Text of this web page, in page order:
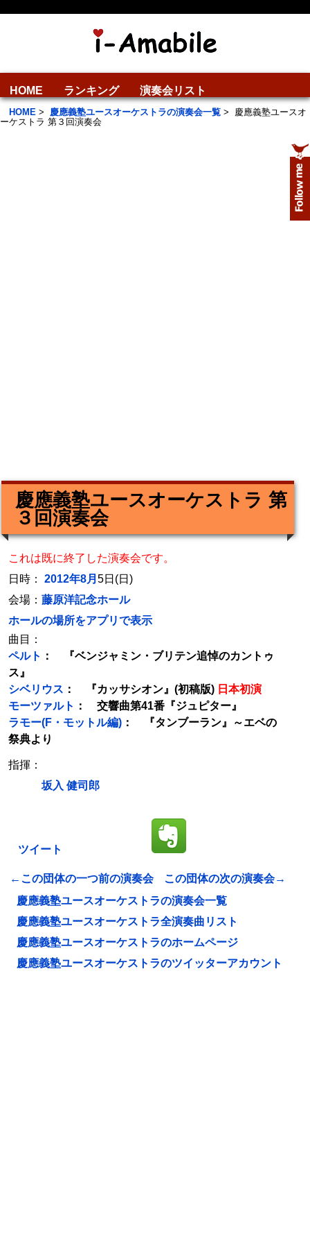
HOME ランキング 演奏会リスト
HOME > 慶應義塾ユースオーケストラの演奏会一覧 > 慶應義塾ユースオ
ーケストラ 第３回演奏会
慶應義塾ユースオーケストラ 第
３回演奏会
これは既に終了した演奏会です。
日時： 2012年8月 5日(日)
会場： 藤原洋記念ホール
ホールの場所をアプリで表示
曲目：
ペルト ： 『ベンジャミン・ブリテン追悼のカントゥ
ス』
シベリウス ： 『カッサシオン』(初稿版) 日本初演
モーツァルト ： 交響曲第41番『ジュピター』
ラモー(F・モットル編) ： 『タンブーラン』～エベの
祭典より
指揮：
坂入 健司郎
ツイート
←この団体の一つ前の演奏会
この団体の次の演奏会→
慶應義塾ユースオーケストラの演奏会一覧
慶應義塾ユースオーケストラ全演奏曲リスト
慶應義塾ユースオーケストラのホームページ
慶應義塾ユースオーケストラのツイッターアカウント